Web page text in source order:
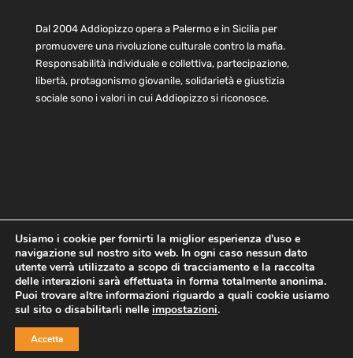
Dal 2004 Addiopizzo opera a Palermo e in Sicilia per
promuovere una rivoluzione culturale contro la mafia.
Responsabilità individuale e collettiva, partecipazione,
libertà, protagonismo giovanile, solidarietà e giustizia
sociale sono i valori in cui Addiopizzo si riconosce.
Home Statuto e bilancio
Contatti
Privacy
Cookie Child Protection Policy
Copyright © 2021 AddioPizzo | Tutti i diritti riservati | Sede
Usiamo i cookie per fornirti la miglior esperienza d'uso e
navigazione sul nostro sito web. In ogni caso nessun dato
utente verrà utilizzato a scopo di tracciamento e la raccolta
delle interazioni sarà effettuata in forma totalmente anonima.
Puoi trovare altre informazioni riguardo a quali cookie usiamo
sul sito o disabilitarli nelle impostazioni.
Accetta